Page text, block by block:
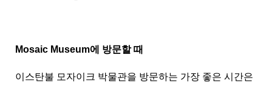
Mosaic Museum에 방문할 때
이스탄불 모자이크 박물관을 방문하는 가장 좋은 시간은